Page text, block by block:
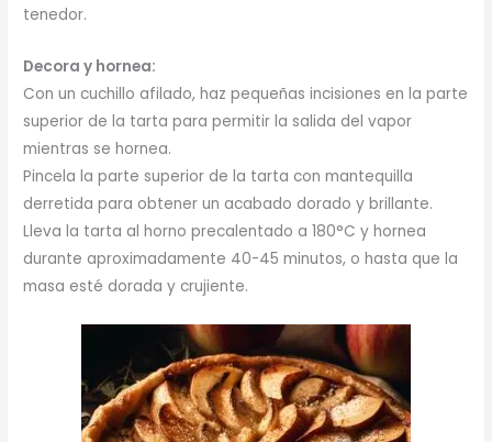
tenedor.
Decora y hornea:
Con un cuchillo afilado, haz pequeñas incisiones en la parte
superior de la tarta para permitir la salida del vapor
mientras se hornea.
Pincela la parte superior de la tarta con mantequilla
derretida para obtener un acabado dorado y brillante.
Lleva la tarta al horno precalentado a 180°C y hornea
durante aproximadamente 40-45 minutos, o hasta que la
masa esté dorada y crujiente.